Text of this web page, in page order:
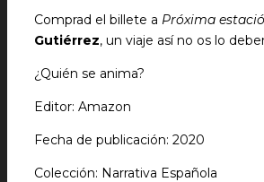
Comprad el billete a Próxima
Gutiérrez, un viaje así no os lo
¿Quién se anima?
Editor: Amazon
Fecha de publicación: 2020
Colección: Narrativa Española